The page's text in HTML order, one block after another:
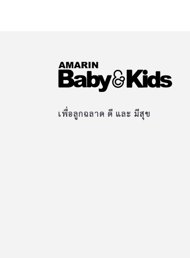
เพื่อลูกฉลาด ดี และ มีสุข